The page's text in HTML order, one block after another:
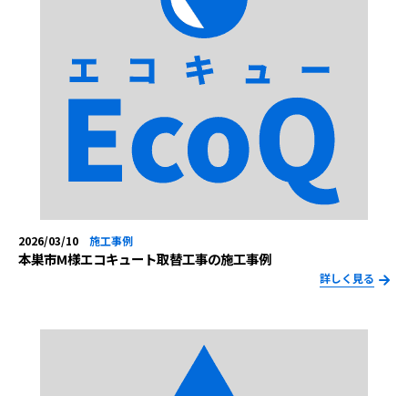
2026/03/10 施工事例
本巣市M様エコキュート取替工事の施工事例
詳しく見る